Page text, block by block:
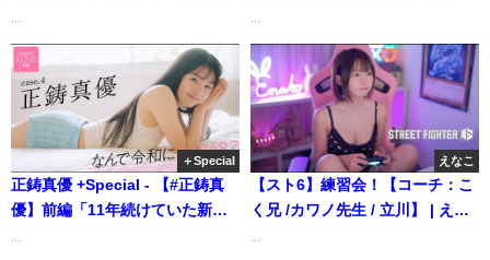
DVD視聴できるのはグラジャ
パ！だけ!!＞ 週プレ
No.29（2026/7/6発売） (Jul 06,
2026) | 週プレChannel【集英社
週刊プレイボーイ公式】さんよ
写真集『秘蔵の最胸グラエンサ
ー』好評発売中！ (Dec 19,
2025) | 週プレChannel【集英社
週刊プレイボーイ公式】さんよ
り
＋Special
正鋳真優 +Special - 【#正鋳真
優】前編「11年続けていた新体
えなこ
【スト6】練習会！【コーチ：こ
く兄 /カワノ先生 / 立川】 | えな